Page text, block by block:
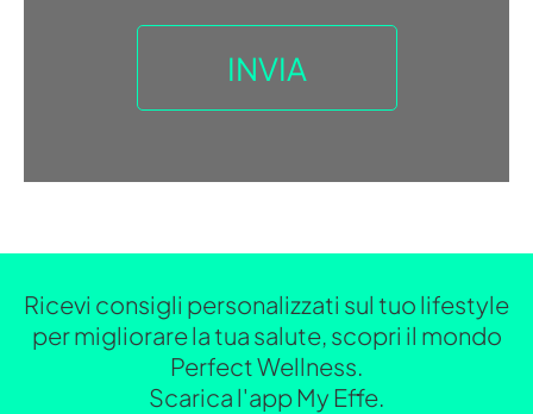
Ricevi consigli personalizzati sul tuo lifestyle
per migliorare la tua salute, scopri il mondo
Perfect Wellness.
Scarica l'app My Effe.